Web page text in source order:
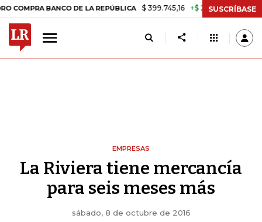
BANCO DE LA REPÚBLICA $ 399.745,16 +$ 2.295,71 +0,58%
SUSCRÍBASE
EMPRESAS
La Riviera tiene mercancía
para seis meses más
sábado, 8 de octubre de 2016